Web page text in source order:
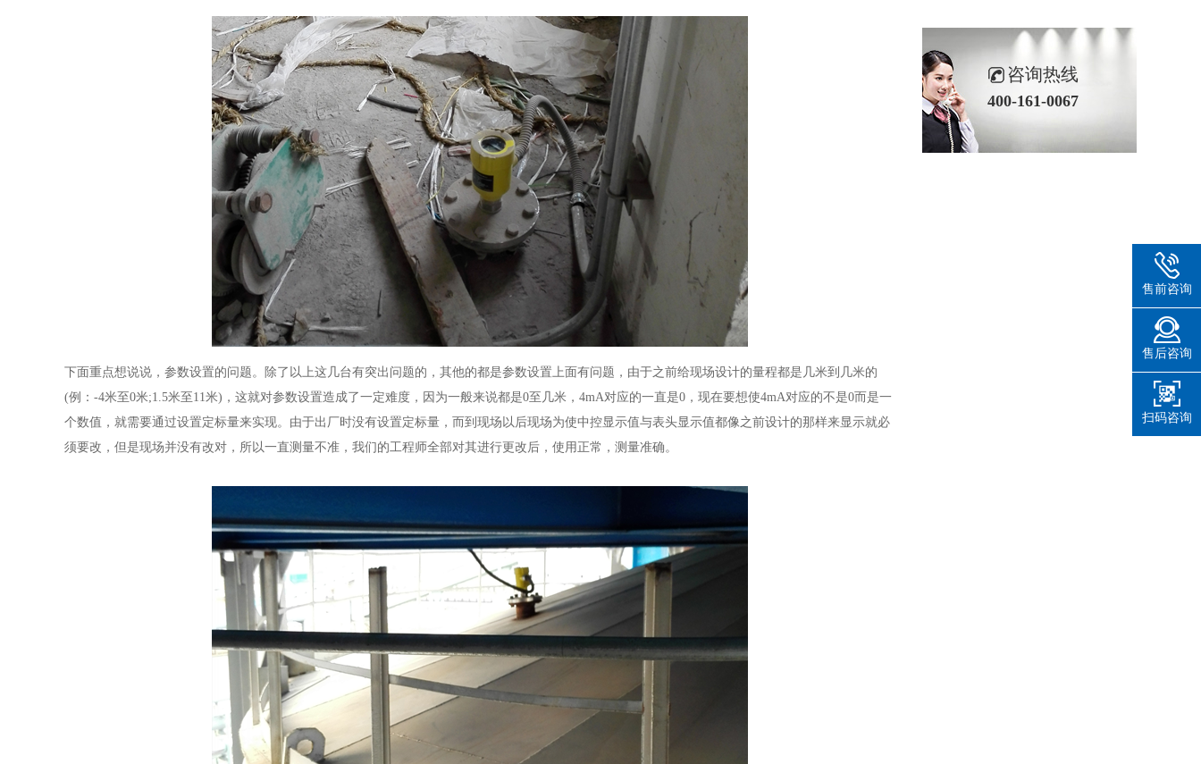
下面重点想说说，参数设置的问题。除了以上这几台有突出问题的，其他的都是参数设置上面有问题，由于之前给现场设计的量程都是几米到几米的
(例：-4米至0米;1.5米至11米)，这就对参数设置造成了一定难度，因为一般来说都是0至几米，4mA对应的一直是0，现在要想使4mA对应的不是0而是一
个数值，就需要通过设置定标量来实现。由于出厂时没有设置定标量，而到现场以后现场为使中控显示值与表头显示值都像之前设计的那样来显示就必
须要改，但是现场并没有改对，所以一直测量不准，我们的工程师全部对其进行更改后，使用正常，测量准确。
咨询热线
400-161-0067
售前咨询
售后咨询
扫码咨询